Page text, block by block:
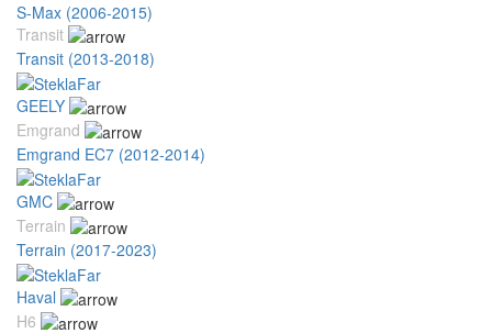
S-Max (2006-2015)
Transit
Transit (2013-2018)
GEELY
Emgrand
Emgrand EC7 (2012-2014)
GMC
Terrain
Terrain (2017-2023)
Haval
H6